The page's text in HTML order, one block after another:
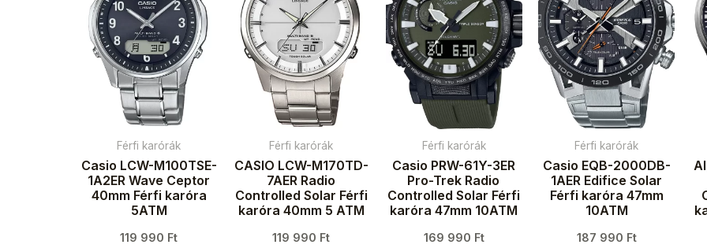
Férfi karórák
Casio LCW-M100TSE-
1A2ER Wave Ceptor
40mm Férfi karóra
5ATM
119 990 Ft
Férfi karórák
CASIO LCW-M170TD-
7AER Radio
Controlled Solar Férfi
karóra 40mm 5 ATM
119 990 Ft
Férfi karórák
Casio PRW-61Y-3ER
Pro-Trek Radio
Controlled Solar Férfi
karóra 47mm 10ATM
169 990 Ft
Férfi karórák
Casio EQB-2000DB-
1AER Edifice Solar
Férfi karóra 47mm
10ATM
187 990 Ft